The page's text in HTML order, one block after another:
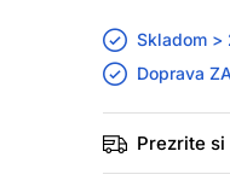
Skladom >
Doprava
Prezrite